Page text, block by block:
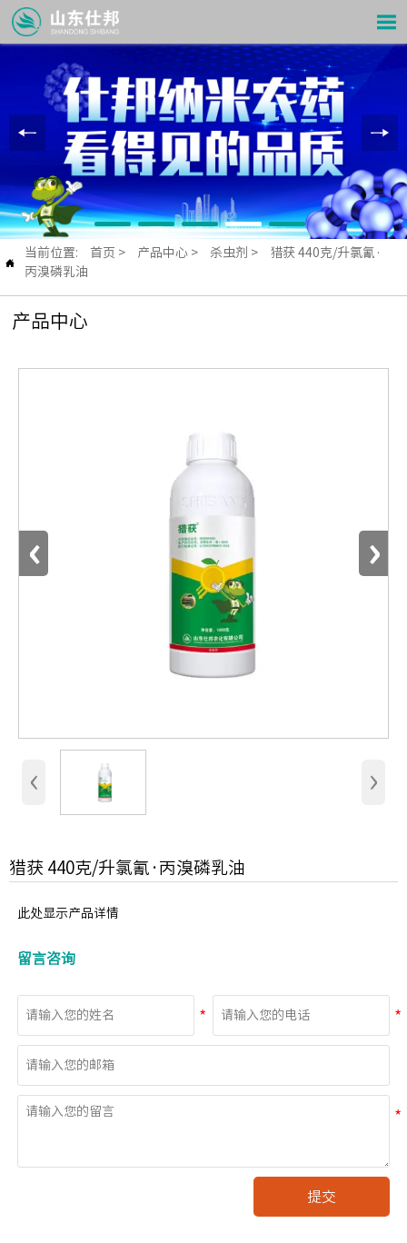


当前位置: 首页 > 产品中心 > 杀虫剂 >
猎获 440克/升氯氰·
丙溴磷乳油
产品中心
‹ ›
‹ ›
猎获 440克/升氯氰·丙溴磷乳油
此处显示产品详情
留言咨询
提交